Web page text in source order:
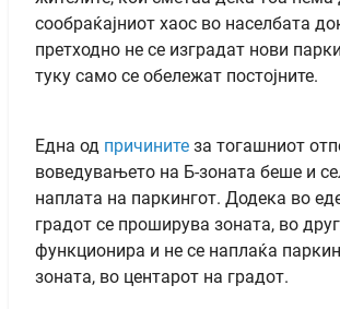
сообраќајниот хаос во населбата
претходно не се изградат нови
туку само се обележат постојните.
Една од причините за тогашниот
воведувањето на Б-зоната беше и
наплата на паркингот. Додека во
градот се проширува зоната, во
функционира и не се наплаќа
зоната, во центарот на градот.